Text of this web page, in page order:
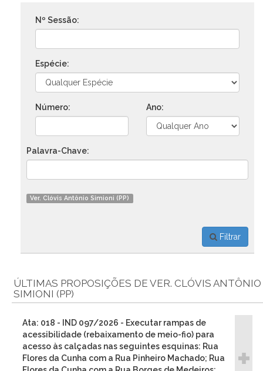
Nº Sessão:
Espécie:
Número: Ano:
Palavra-Chave:
Ver. Clóvis Antônio Simioni (PP)
Filtrar
ÚLTIMAS PROPOSIÇÕES DE VER. CLÓVIS ANTÔNIO
SIMIONI (PP)
Ata: 018 - IND 097/2026 - Executar rampas de
acessibilidade (rebaixamento de meio-fio) para
acesso às calçadas nas seguintes esquinas: Rua
Flores da Cunha com a Rua Pinheiro Machado; Rua